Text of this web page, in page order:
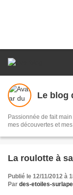
Le blog
Passionnée de fait main
mes découvertes et
La roulotte à
Publié le 12/11/2012 à
Par des-etoiles-